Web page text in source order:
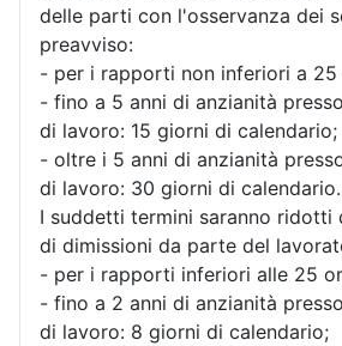
delle parti con l'osservanza dei
preavviso:
- per i rapporti non inferiori a 25
- fino a 5 anni di anzianità
di lavoro: 15 giorni di calendario;
- oltre i 5 anni di anzianità
di lavoro: 30 giorni di calendario.
I suddetti termini saranno ridotti
di dimissioni da parte del
- per i rapporti inferiori alle 25
- fino a 2 anni di anzianità
di lavoro: 8 giorni di calendario;